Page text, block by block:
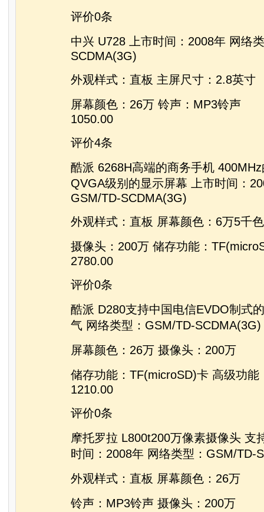
评价0条
中兴 U728 上市时间：2008年 网络
SCDMA(3G)
外观样式：直板 主屏尺寸：2.8英寸
屏幕颜色：26万 铃声：MP3铃声
1050.00
评价4条
酷派 6268H高端的商务手机
QVGA级别的显示屏幕 上市时间：
GSM/TD-SCDMA(3G)
外观样式：直板 屏幕颜色：6万5千色
摄像头：200万 储存功能：
2780.00
评价0条
酷派 D280支持中国电信EVDO制式
气 网络类型：GSM/TD-
屏幕颜色：26万 摄像头：200万
储存功能：TF(microSD)卡 高级功能
1210.00
评价0条
摩托罗拉 L800t200万像素摄像头 支
时间：2008年 网络类型：GSM/TD-
外观样式：直板 屏幕颜色：26万
铃声：MP3铃声 摄像头：200万